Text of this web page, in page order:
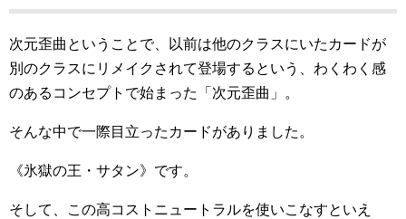
次元歪曲ということで、以前は他のクラスにいたカードが
別のクラスにリメイクされて登場するという、わくわく感
のあるコンセプトで始まった「次元歪曲」。
そんな中で一際目立ったカードがありました。
《氷獄の王・サタン》です。
そして、この高コストニュートラルを使いこなすといえ